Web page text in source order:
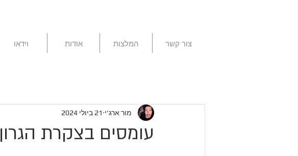
צור קשר המלצות אודות וידאו
עומסים בצקרת הגרון
מור ארג'י 21 ביולי 2024